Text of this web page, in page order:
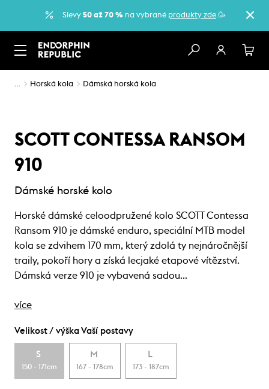
Slevy 50 až 70 % na vybrané produkty zde.🥳
… Horská kola Dámská horská kola
SCOTT CONTESSA RANSOM
910
Dámské horské kolo
Horské dámské celoodpružené kolo SCOTT Contessa
Ransom 910 je dámské enduro, speciální MTB model
kola se zdvihem 170 mm, který zdolá ty nejnáročnější
traily, pokoří hory a získá lecjaké etapové vítězství.
Dámská verze 910 je vybavená sadou…
více
Velikost / výška Vaší postavy
S
150 - 171cm
M
167 - 178cm
L
173 - 187cm